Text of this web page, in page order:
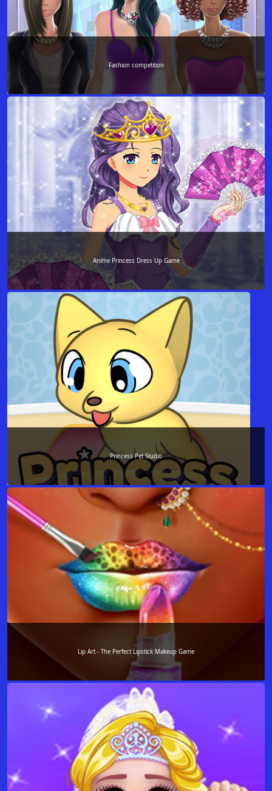
Fashion competition
Anime Princess Dress Up Game
Princess Pet Studio
Lip Art - The Perfect Lipstick Makeup Game